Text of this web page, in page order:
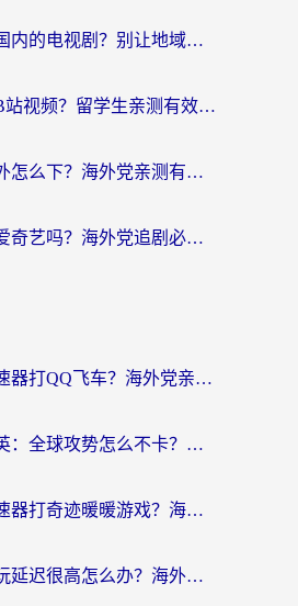
在国外如何看国内的电视剧？别让地域限制成为追剧路上的绊脚石
在国外如何看B站视频？留学生亲测有效的回国加速器选择指南
网易云音乐国外怎么下？海外党亲测有效的回国加速器指南
在国外不能看爱奇艺吗？海外党追剧必看的回国加速器选择指南
国外用什么加速器打QQ飞车？海外党亲测有效的国服游戏加速指南
国外玩反恐精英：全球攻势怎么不卡？老玩家亲测的加速器选择指南
国外用什么加速器打奇迹暖暖游戏？海外党国服手游畅玩全攻略（附3款热门游戏实测）
巨兽战场国外玩延迟很高怎么办？海外党亲测的国服游戏加速解决方案